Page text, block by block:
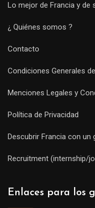
Lo mejor de Francia y de
¿ Quiénes somos ?
Contacto
Condiciones Generales
Menciones Legales y
Política de Privacidad
Descubrir Francia con un
Recruitment (internship/
Enlaces para los